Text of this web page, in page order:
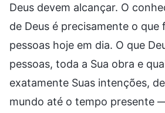
Deus devem alcançar. O
de Deus é precisamente o que
pessoas hoje em dia. O que
pessoas, toda a Sua obra e
exatamente Suas intenções,
mundo até o tempo presente